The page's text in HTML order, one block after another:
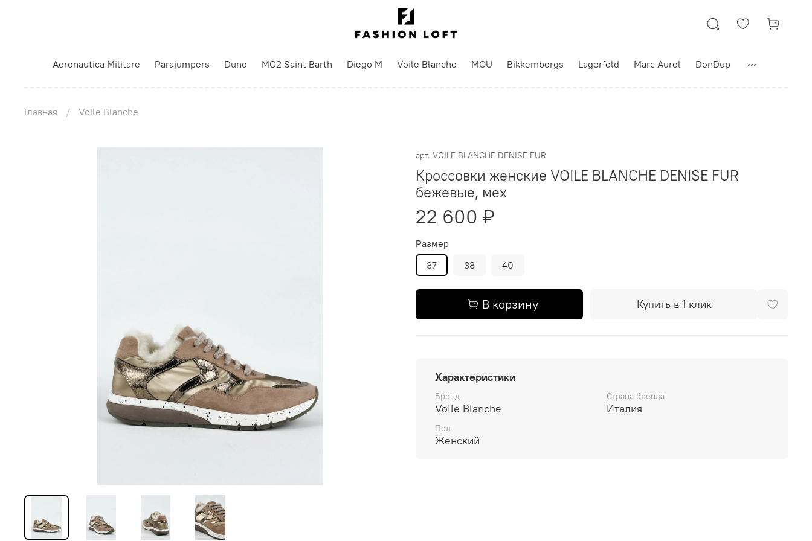
Aeronautica Militare Parajumpers Duno MC2 Saint Barth Diego M Voile Blanche MOU Bikkembergs Lagerfeld Marc Aurel DonDup
Главная Voile Blanche
арт. VOILE BLANCHE DENISE FUR
Кроссовки женские VOILE BLANCHE DENISE FUR
бежевые, мех
22 600 ₽
Размер
37
38 40
В корзину Купить в 1 клик
Характеристики
Бренд
Voile Blanche
Страна бренда
Италия
Пол
Женский